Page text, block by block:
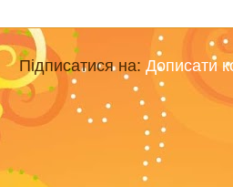
Підписатися на: Дописати